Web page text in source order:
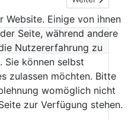
Website. Einige von ihnen
Seite, während andere
Nutzererfahrung zu
Sie können selbst
zulassen möchten. Bitte
womöglich nicht
zur Verfügung stehen.